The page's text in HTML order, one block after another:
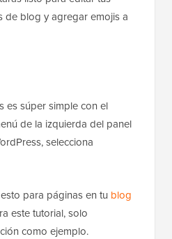
de blog y agregar emojis a
es súper simple con el
de la izquierda del panel
selecciona
para páginas en tu blog
este tutorial, solo
como ejemplo.